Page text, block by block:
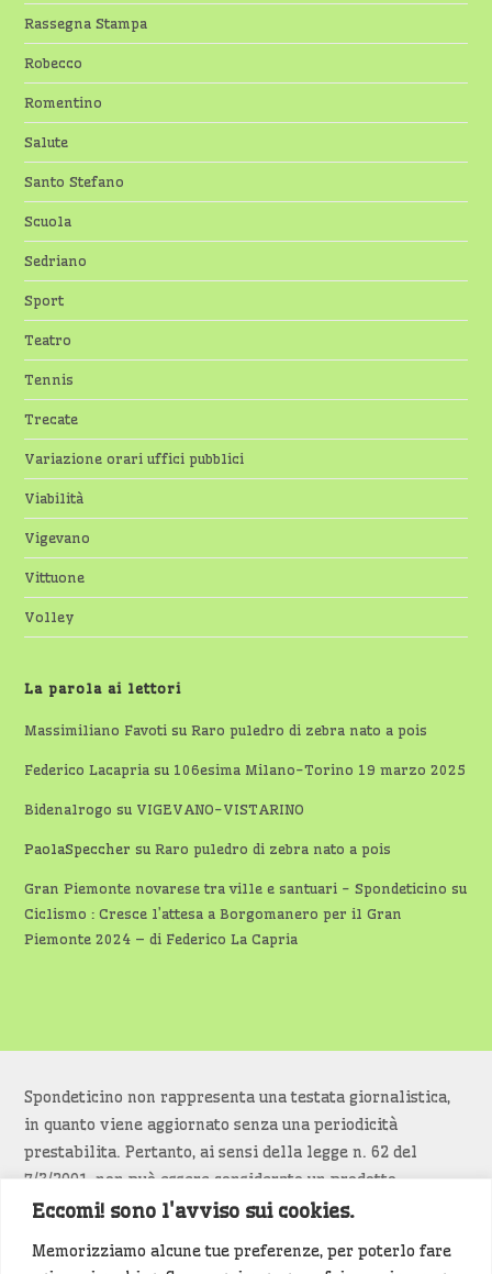
Eccomi! sono l'avviso sui cookies.
Memorizziamo alcune tue preferenze, per poterlo fare
Rassegna Stampa
Robecco
Romentino
Salute
Santo Stefano
Scuola
Sedriano
Sport
Teatro
Tennis
Trecate
Variazione orari uffici pubblici
Viabilità
Vigevano
Vittuone
Volley
La parola ai lettori
Massimiliano Favoti suRaro puledro di zebra nato a pois
Federico Lacapria su 106esima Milano-Torino 19 marzo 2025
Bidenalrogo su VIGEVANO-VISTARINO
PaolaSpeccher suRaro puledro di zebra nato a pois
Gran Piemonte novarese tra ville e santuari - Spondeticino su
Ciclismo : Cresce l’attesa a Borgomanero per il Gran
Piemonte 2024 – di Federico La Capria
Spondeticino non rappresenta una testata giornalistica,
in quanto viene aggiornato senza una periodicità
prestabilita. Pertanto, ai sensi della legge n. 62 del
7/3/2001, non può essere considerato un prodotto
editoriale.
Siamo attenti a non violare copyright e diritti